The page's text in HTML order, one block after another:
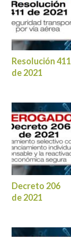
Resolución 411
de 2021
Decreto 206
de 2021